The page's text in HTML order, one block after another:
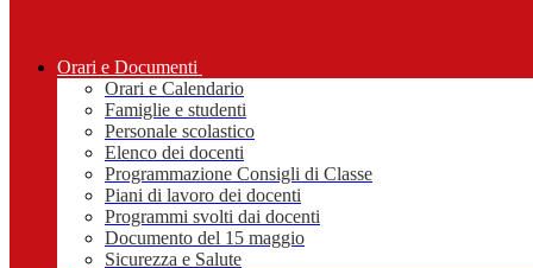
Orari e Documenti
Orari e Calendario
Famiglie e studenti
Personale scolastico
Elenco dei docenti
Programmazione Consigli di Classe
Piani di lavoro dei docenti
Programmi svolti dai docenti
Documento del 15 maggio
Sicurezza e Salute